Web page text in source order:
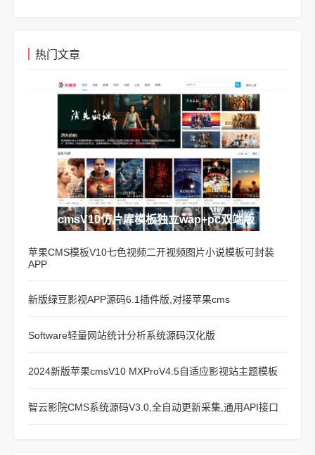
热门文章
苹果cmsV10仿片库模板独立wap+pc双端版
苹果CMS模板V10七色视频二开视频图片小说模板可封装
APP
新版绿豆影视APP源码6.1插件版,对接苹果cms
Software轻量网站统计分析系统源码汉化版
2024新版苹果cmsV10 MXProV4.5自适应影视站主题模板
智云影院CMS系统源码V3.0,全自动更新采集,通用API接口